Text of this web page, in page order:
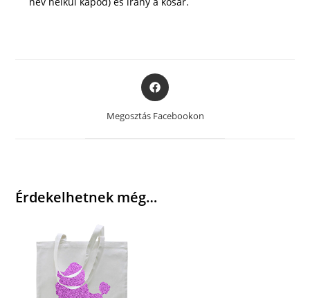
Opens
in
new
Megosztás Facebookon
Érdekelhetnek még…